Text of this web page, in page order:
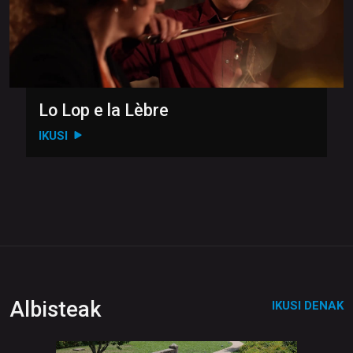
Lo Lop e la Lèbre
IKUSI
Albisteak IKUSI DENAK